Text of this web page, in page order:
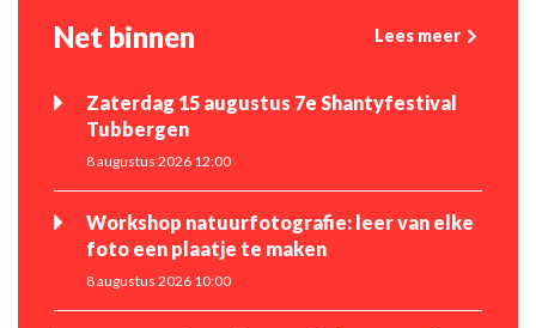
Net binnen Lees meer
Zaterdag 15 augustus 7e Shantyfestival
Tubbergen
8 augustus 2026 12:00
Workshop natuurfotografie: leer van elke
foto een plaatje te maken
8 augustus 2026 10:00